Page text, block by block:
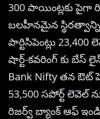
300 పాయింట్లకు పైగా
బలహీనమైన
పార్టిసిపెంట్లు 23,400
షార్ట్-కవరింగ్ కు బేస్
Bank Nifty తన ఔట్
53,500 సపోర్ట్ లెవెల్
రిజర్వ్ బ్యాంక్ ఆఫ్